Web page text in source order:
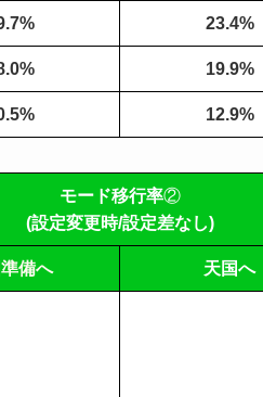
23.4%
19.9%
12.9%
モード移行率②
(設定変更時/設定差なし)
備へ 天国へ